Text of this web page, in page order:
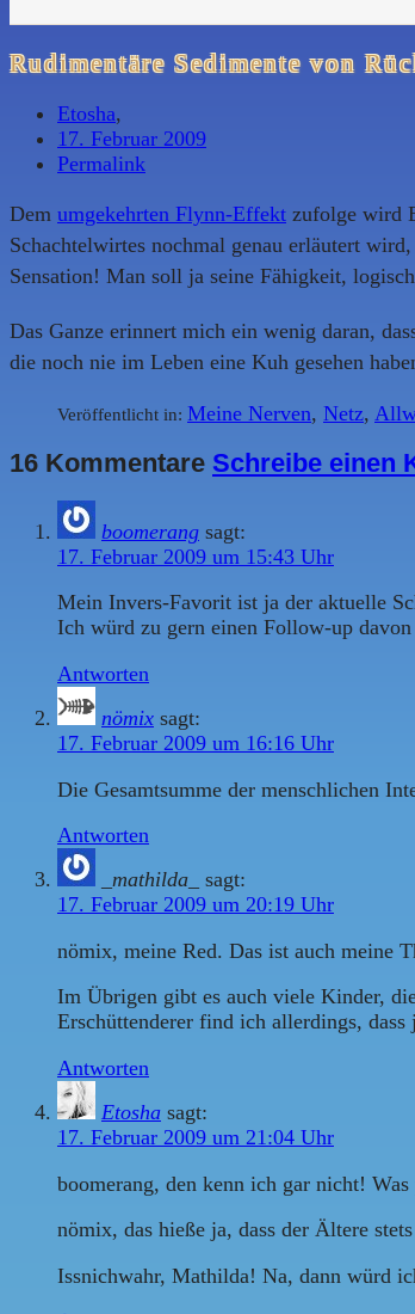
Rudimentäre Sedimente von
Etosha,
17. Februar 2009
Permalink
Dem umgekehrten Flynn-Effekt zufolge wird
Schachtelwirtes nochmal genau erläutert
Sensation! Man soll ja seine Fähigkeit,
Das Ganze erinnert mich ein wenig daran,
die noch nie im Leben eine Kuh gesehen
Veröffentlicht in: Meine Nerven, Netz,
16 Kommentare Schreibe einen
boomerang sagt:
17. Februar 2009 um 15:43 Uhr
Mein Invers-Favorit ist ja der aktuelle
Ich würd zu gern einen Follow-up
Antworten
nömix sagt:
17. Februar 2009 um 16:16 Uhr
Die Gesamtsumme der menschlichen
Antworten
_mathilda_
sagt:
17. Februar 2009 um 20:19 Uhr
nömix, meine Red. Das ist auch meine
Im Übrigen gibt es auch viele Kinder,
Erschüttenderer find ich allerdings,
Antworten
Etosha sagt:
17. Februar 2009 um 21:04 Uhr
boomerang, den kenn ich gar nicht! Was
nömix, das hieße ja, dass der Ältere
Issnichwahr, Mathilda! Na, dann würd